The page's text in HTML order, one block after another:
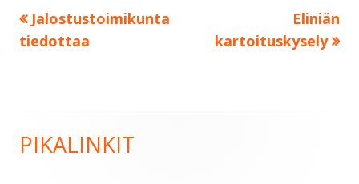
Artikkelien
Edellinen:
Jalostustoimikunta
tiedottaa
Eliniän
kartoituskysely
Sivupalkki
PIKALINKIT